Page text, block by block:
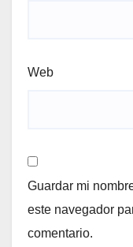
Web
Guardar mi
este navegador
comentario.